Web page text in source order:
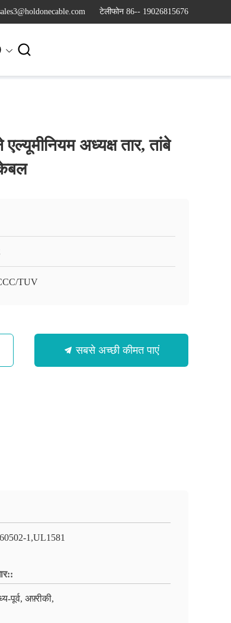
टेलीफोन 86-- 19026815676

अध्यक्ष तार, तांबे
TUV
सबसे अच्छी कीमत पाएं
1,UL1581
पूर्व, अफ़्रीकी,